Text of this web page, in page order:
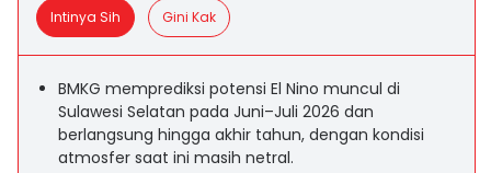
Intinya Sih Gini Kak
BMKG memprediksi potensi El Nino muncul di
Sulawesi Selatan pada Juni–Juli 2026 dan
berlangsung hingga akhir tahun, dengan kondisi
atmosfer saat ini masih netral.